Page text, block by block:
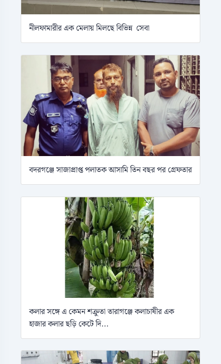
নীলফামারীর এক মেলায় মিলছে বিভিন্ন সেবা
বদরগঞ্জে সাজাপ্রাপ্ত পলাতক আসামি তিন বছর পর গ্রেফতার
কলার সঙ্গে এ কেমন শক্রুতা তারাগঞ্জে কলাচাষীর এক
হাজার কলার ছড়ি কেটে দি...